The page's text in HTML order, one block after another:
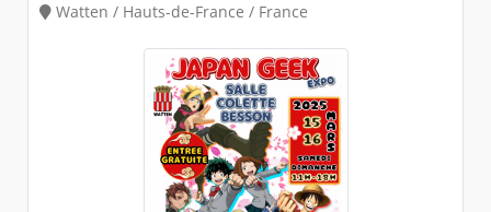
Watten / Hauts-de-France / France